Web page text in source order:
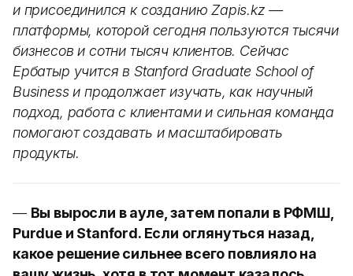
и присоединился к созданию Zapis.kz —
платформы, которой сегодня пользуются тысячи
бизнесов и сотни тысяч клиентов. Сейчас
Ербатыр учится в Stanford Graduate School of
Business и продолжает изучать, как научный
подход, работа с клиентами и сильная команда
помогают создавать и масштабировать
продукты.
— Вы выросли в ауле, затем попали в РФМШ,
Purdue и Stanford. Если оглянуться назад,
какое решение сильнее всего повлияло на